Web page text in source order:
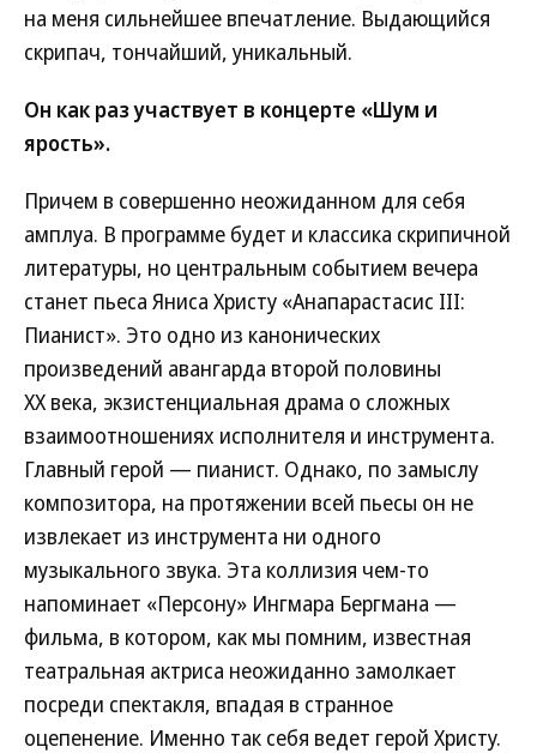
на меня сильнейшее впечатление. Выдающийся
скрипач, тончайший, уникальный.
Он как раз участвует в концерте «Шум и
ярость».
Причем в совершенно неожиданном для себя
амплуа. В программе будет и классика скрипичной
литературы, но центральным событием вечера
станет пьеса Яниса Христу «Анапарастасис III:
Пианист». Это одно из канонических
произведений авангарда второй половины
XX века, экзистенциальная драма о сложных
взаимоотношениях исполнителя и инструмента.
Главный герой — пианист. Однако, по замыслу
композитора, на протяжении всей пьесы он не
извлекает из инструмента ни одного
музыкального звука. Эта коллизия чем-то
напоминает «Персону» Ингмара Бергмана —
фильма, в котором, как мы помним, известная
театральная актриса неожиданно замолкает
посреди спектакля, впадая в странное
оцепенение. Именно так себя ведет герой Христу.